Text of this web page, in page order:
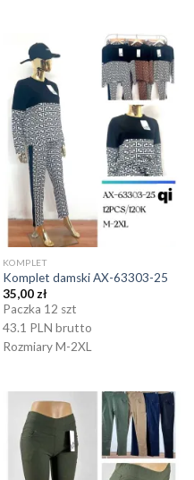
KOMPLET
Komplet damski AX-63303-25
35,00zł
Paczka 12 szt
43.1 PLN brutto
Rozmiary M-2XL